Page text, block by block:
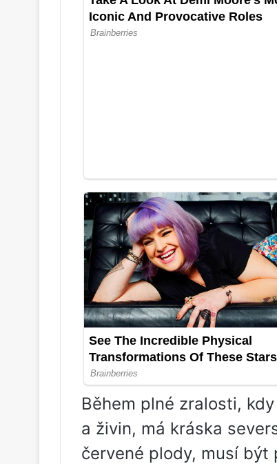
Během plné zralosti,
a živin, má kráska
červené plody, musí být